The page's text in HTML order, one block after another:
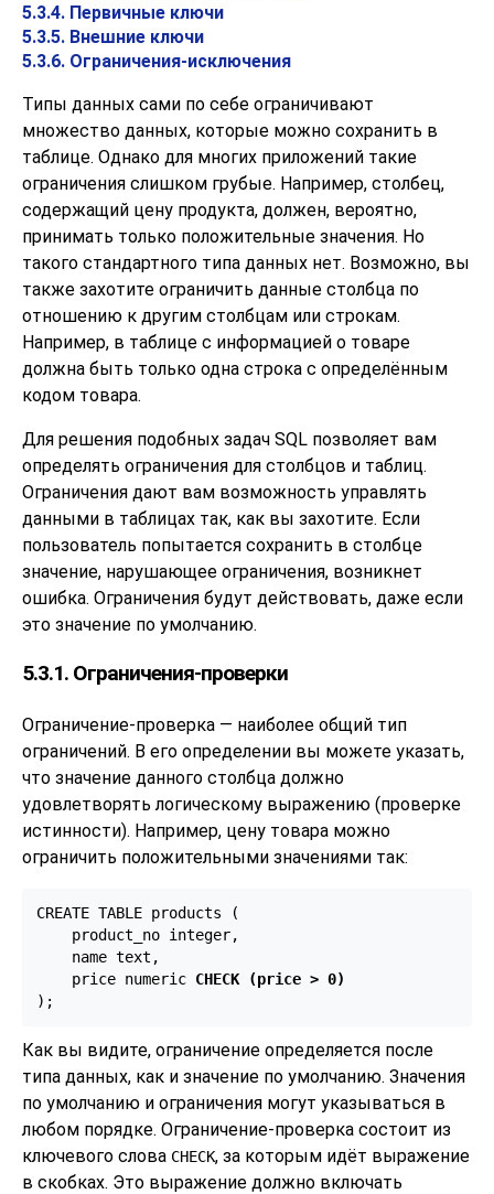
5.3.4. Первичные ключи
5.3.5. Внешние ключи
5.3.6. Ограничения-исключения
Типы данных сами по себе ограничивают
множество данных, которые можно сохранить в
таблице. Однако для многих приложений такие
ограничения слишком грубые. Например, столбец,
содержащий цену продукта, должен, вероятно,
принимать только положительные значения. Но
такого стандартного типа данных нет. Возможно, вы
также захотите ограничить данные столбца по
отношению к другим столбцам или строкам.
Например, в таблице с информацией о товаре
должна быть только одна строка с определённым
кодом товара.
Для решения подобных задач SQL позволяет вам
определять ограничения для столбцов и таблиц.
Ограничения дают вам возможность управлять
данными в таблицах так, как вы захотите. Если
пользователь попытается сохранить в столбце
значение, нарушающее ограничения, возникнет
ошибка. Ограничения будут действовать, даже если
это значение по умолчанию.
5.3.1. Ограничения-проверки
Ограничение-проверка — наиболее общий тип
ограничений. В его определении вы можете указать,
что значение данного столбца должно
удовлетворять логическому выражению (проверке
истинности). Например, цену товара можно
ограничить положительными значениями так:
CREATE TABLE products (
    product_no integer,
    name text,
    price numeric
CHECK (price > 0)
);
Как вы видите, ограничение определяется после
типа данных, как и значение по умолчанию. Значения
по умолчанию и ограничения могут указываться в
любом порядке. Ограничение-проверка состоит из
ключевого слова CHECK, за которым идёт выражение
в скобках. Это выражение должно включать